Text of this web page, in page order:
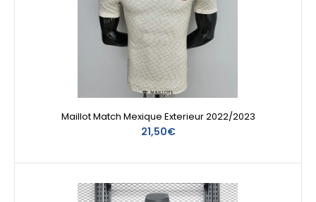
Maillot Match Mexique Exterieur 2022/2023
21,50€